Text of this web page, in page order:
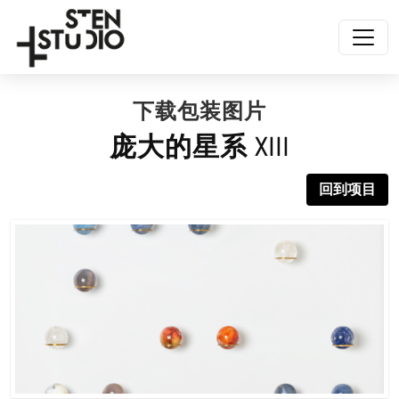
下载包装图片
庞大的星系 XIII
回到项目